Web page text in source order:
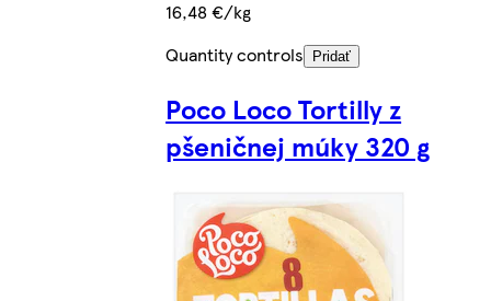
16,48 €/kg
Quantity controls
Pridať
Poco Loco Tortilly z
pšeničnej múky 320 g